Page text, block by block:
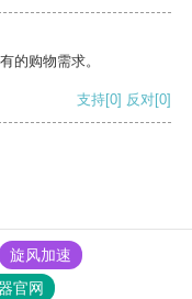
的购物需求。
支持[0] 反对[0]
旋风加速
官网